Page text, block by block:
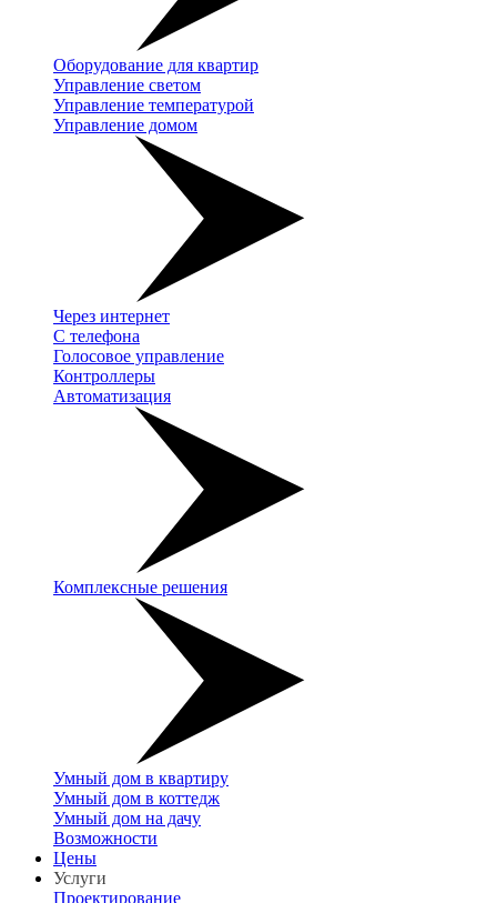
Оборудование для квартир
Управление светом
Управление температурой
Управление домом
Через интернет
С телефона
Голосовое управление
Контроллеры
Автоматизация
Комплексные решения
Умный дом в квартиру
Умный дом в коттедж
Умный дом на дачу
Возможности
Цены
Услуги
Проектирование